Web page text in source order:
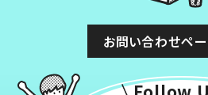
お問い合わせペ